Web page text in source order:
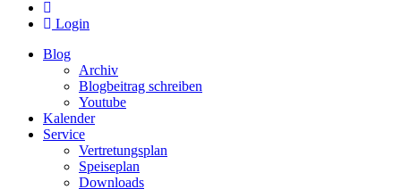
Login
Blog
Archiv
Blogbeitrag schreiben
Youtube
Kalender
Service
Vertretungsplan
Speiseplan
Downloads